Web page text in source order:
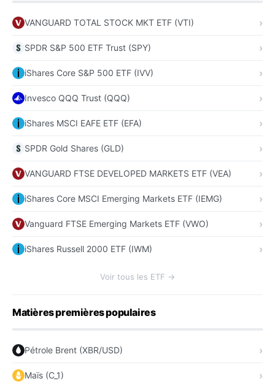
VANGUARD TOTAL STOCK MKT ETF (VTI)
SPDR S&P 500 ETF Trust (SPY)
iShares Core S&P 500 ETF (IVV)
Invesco QQQ Trust (QQQ)
iShares MSCI EAFE ETF (EFA)
SPDR Gold Shares (GLD)
VANGUARD FTSE DEVELOPED MARKETS ETF (VEA)
iShares Core MSCI Emerging Markets ETF (IEMG)
Vanguard FTSE Emerging Markets ETF (VWO)
iShares Russell 2000 ETF (IWM)
Voir tous les ETF →
Matières premières populaires
Pétrole Brent (XBR/USD)
Maïs (C_1)